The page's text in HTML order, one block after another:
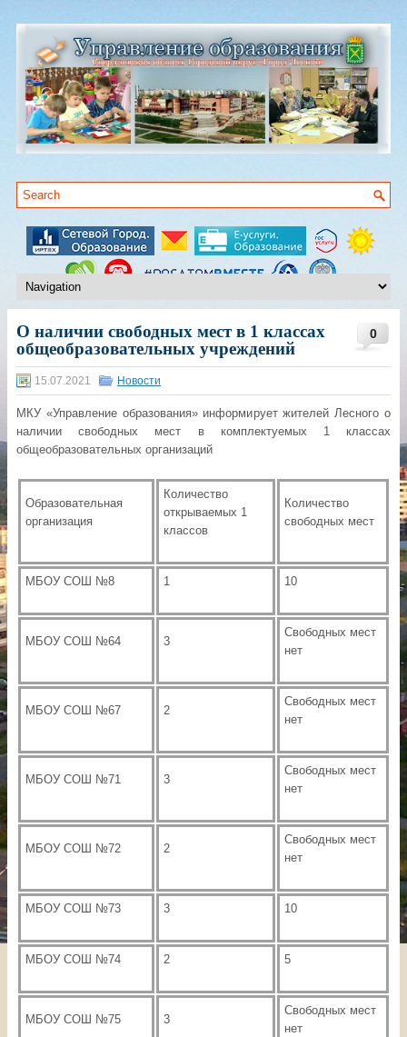
0
О наличии свободных мест в 1 классах
общеобразовательных учреждений
15.07.2021 Новости
МКУ «Управление образования» информирует жителей Лесного о
наличии свободных мест в комплектуемых 1 классах
общеобразовательных организаций
Образовательная
организация
Количество
открываемых 1
классов
Количество
свободных мест
МБОУ СОШ №8 1 10
МБОУ СОШ №64 3
Свободных мест
нет
МБОУ СОШ №67 2
Свободных мест
нет
МБОУ СОШ №71 3
Свободных мест
нет
МБОУ СОШ №72 2
Свободных мест
нет
МБОУ СОШ №73 3 10
МБОУ СОШ №74 2 5
МБОУ СОШ №75 3
Свободных мест
нет